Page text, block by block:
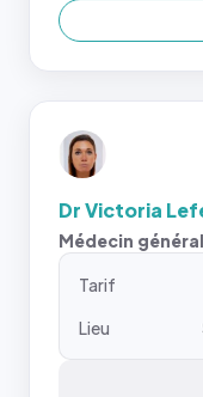
Dr Victoria
Médecin
Tarif
Lieu